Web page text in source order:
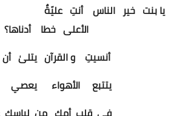
يا بنت خير الناس أنتِ
الأعلى خطا أدناها؟
أنسيتِ و القرآن يتلىٰ
يتتبع الأهواء يعصي